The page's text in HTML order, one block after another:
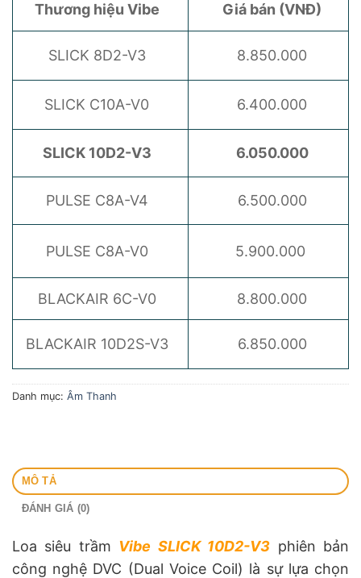
Thương hiệu Vibe Giá bán (VNĐ)
SLICK 8D2-V3 8.850.000
SLICK C10A-V0 6.400.000
SLICK 10D2-V3 6.050.000
PULSE C8A-V4 6.500.000
PULSE C8A-V0 5.900.000
BLACKAIR 6C-V0 8.800.000
BLACKAIR 10D2S-V3 6.850.000
Danh mục: Âm Thanh
MÔ TẢ
ĐÁNH GIÁ (0)
Loa siêu trầm Vibe SLICK 10D2-V3 phiên bản
công nghệ DVC (Dual Voice Coil) là sự lựa chọn